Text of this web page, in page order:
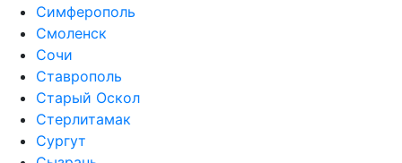
Симферополь
Смоленск
Сочи
Ставрополь
Старый Оскол
Стерлитамак
Сургут